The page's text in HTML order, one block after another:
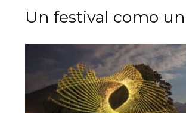
Un festival como